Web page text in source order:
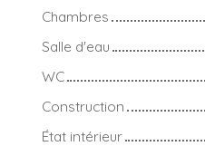
Chambres
Salle d'eau
WC
Construction
État intérieur